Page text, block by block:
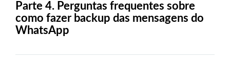
Parte 4. Perguntas frequentes sobre
como fazer backup das mensagens do
WhatsApp